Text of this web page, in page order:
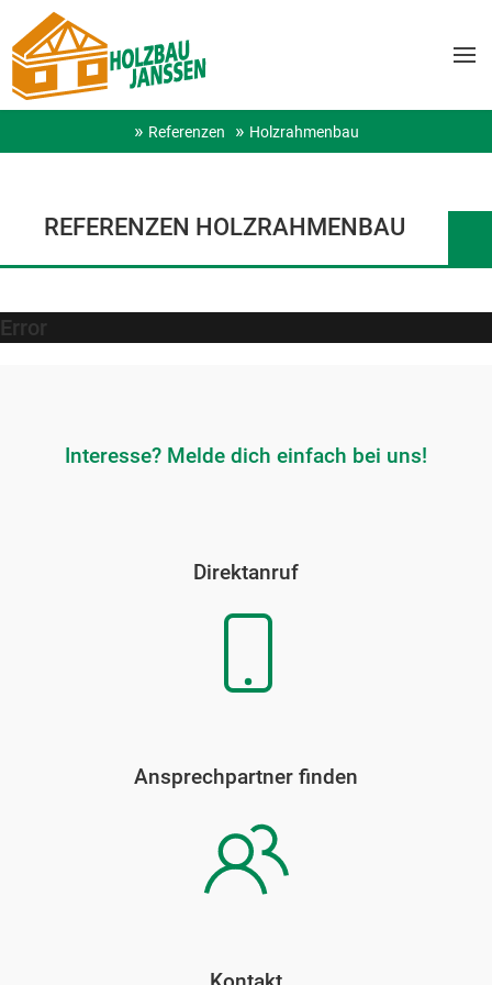
Referenzen Holzrahmenbau
REFERENZEN HOLZRAHMENBAU
Error
Interesse? Melde dich einfach bei uns!
Direktanruf
Ansprechpartner finden